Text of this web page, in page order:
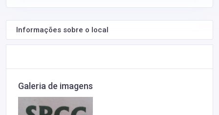
Informações sobre o local
Galeria de imagens